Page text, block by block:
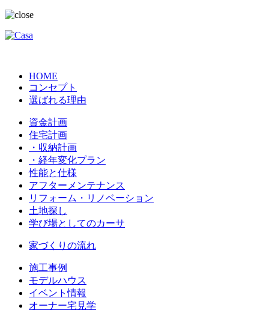
HOME
コンセプト
選ばれる理由
資金計画
住宅計画
・収納計画
・経年変化プラン
性能と仕様
アフターメンテナンス
リフォーム・リノベーション
土地探し
学び場としてのカーサ
家づくりの流れ
施工事例
モデルハウス
イベント情報
オーナー宅見学